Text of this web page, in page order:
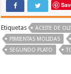
Etiquetas ACEITE DE
PIMIENTAS MOLIDAS
SEGUNDO PLATO